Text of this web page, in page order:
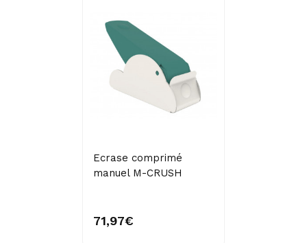
Ecrase comprimé
manuel M-CRUSH
71,97€